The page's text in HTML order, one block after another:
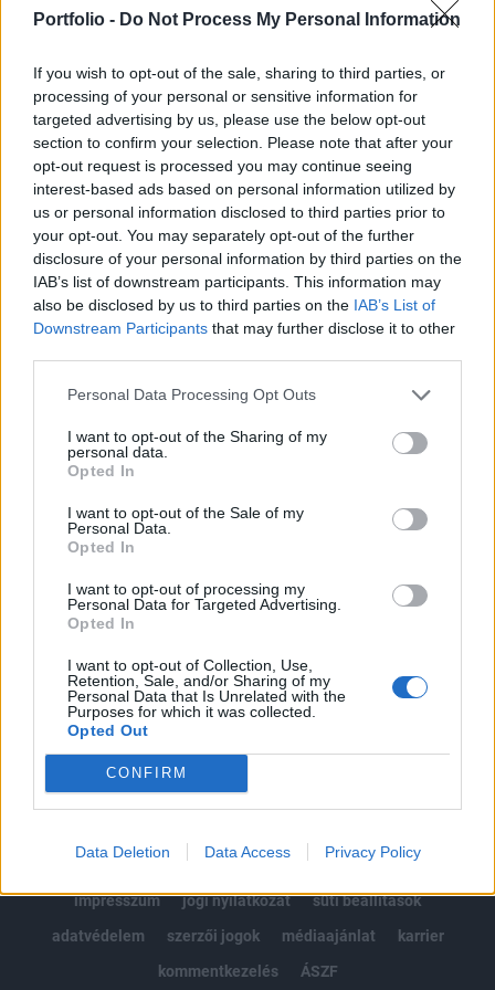
Portfolio - Do Not Process My Personal Information
If you wish to opt-out of the sale, sharing to third parties, or
processing of your personal or sensitive information for
targeted advertising by us, please use the below opt-out
section to confirm your selection. Please note that after your
opt-out request is processed you may continue seeing
interest-based ads based on personal information utilized by
us or personal information disclosed to third parties prior to
your opt-out. You may separately opt-out of the further
disclosure of your personal information by third parties on the
IAB’s list of downstream participants. This information may
also be disclosed by us to third parties on the IAB’s List of
Downstream Participants that may further disclose it to other
Personal Data Processing Opt Outs
I want to opt-out of the Sharing of my
personal data.
Opted In
I want to opt-out of the Sale of my
Personal Data.
Opted In
I want to opt-out of processing my
Personal Data for Targeted Advertising.
Opted In
I want to opt-out of Collection, Use,
Retention, Sale, and/or Sharing of my
Personal Data that Is Unrelated with the
Purposes for which it was collected.
Opted Out
CONFIRM
Data Deletion Data Access Privacy Policy
reagálva globális lassulást és deflációs
Annak ellenére, hogy már tavaly októberben véget ért a
Federal Reserve kötvényvásárlási programja, sőt
nemsokára kamatemelés is jöhet, az amerikai
állampapírhozamok mégis lefelé mennek. Ma például a 30
éves kötvényhozamok 2,39 százalékos rekordmélységbe
kerültek.A jelenség az egész fejlett világban megfigyelhető
volt, így Franciaországban, Japánban és az Egyesült...
KEDVES OLVASÓNK!
tartozik, melynek olvasása előfizetéses
regisztrációhoz kötött.
Az előfizetés a következőket tartalmazza:
Kötéslisták: BÉT elmúlt 2 év napon belüli
kötéslistái
Előfizetés
MÁR ELŐFIZETŐNK VAGY?BEJELENTKEZÉS
impresszum
jogi nyilatkozat
süti beállítások
adatvédelem
szerzői jogok médiaajánlat
karrier
kommentkezelés
ÁSZF